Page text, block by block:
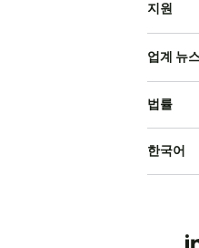
지원
업계 뉴
법률
한국어